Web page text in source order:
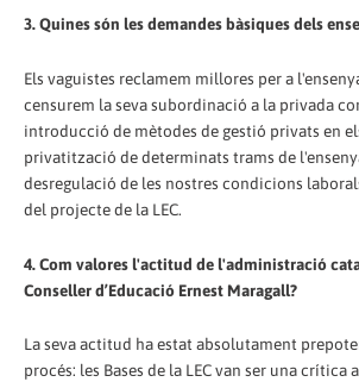
3. Quines són les demandes bàsiques dels
Els vaguistes reclamem millores per a
censurem la seva subordinació a la privada
introducció de mètodes de gestió privats en
privatització de determinats trams de
desregulació de les nostres condicions
del projecte de la LEC.
4. Com valores l'actitud de l'administració
Conseller d’Educació Ernest Maragall?
La seva actitud ha estat absolutament
procés: les Bases de la LEC van ser una crítica